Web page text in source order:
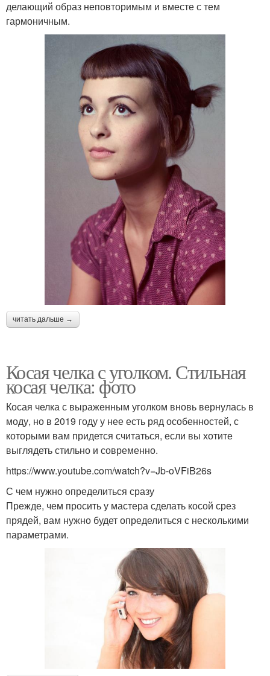
делающий образ неповторимым и вместе с тем
гармоничным.
читать дальше →
Косая челка с уголком. Стильная
косая челка: фото
Косая челка с выраженным уголком вновь вернулась в
моду, но в 2019 году у нее есть ряд особенностей, с
которыми вам придется считаться, если вы хотите
выглядеть стильно и современно.
https://www.youtube.com/watch?v=Jb-oVFiB26s
С чем нужно определиться сразу
Прежде, чем просить у мастера сделать косой срез
прядей, вам нужно будет определиться с несколькими
параметрами.